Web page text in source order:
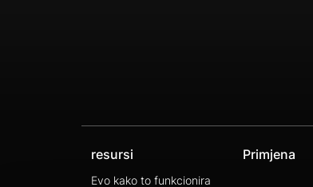
resursi
Evo kako to funkcionira
Primjena